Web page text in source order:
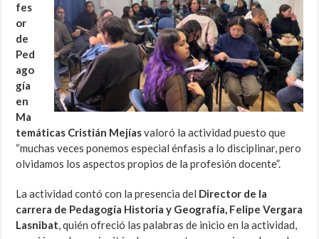
fes
or
de
Ped
ago
gía
en
Ma
temáticas Cristián Mejíasvaloró la actividad puesto que
“muchas veces ponemos especial énfasis a lo disciplinar, pero
olvidamos los aspectos propios de la profesión docente”.
La actividad contó con la presencia del Director de la
carrera de Pedagogía Historia y Geografía, Felipe Vergara
Lasnibat, quién ofreció las palabras de inicio en la actividad,